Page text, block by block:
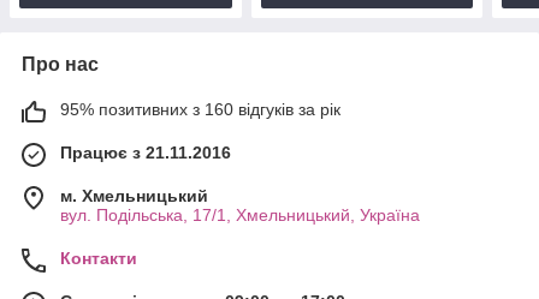
Про нас
95% позитивних з 160 відгуків за рік
Працює з 21.11.2016
м. Хмельницький
вул. Подільська, 17/1, Хмельницький, Україна
Контакти